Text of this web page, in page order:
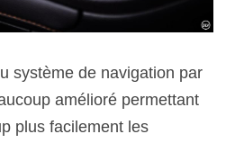
système de navigation par
amélioré permettant
plus facilement les